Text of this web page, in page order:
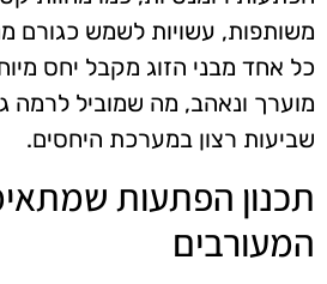
משותפות, עשויות לשמש כגורם
כל אחד מבני הזוג מקבל יחס
מוערך ונאהב, מה שמוביל לרמה
שביעות רצון במערכת היחסים.
תכנון הפתעות
המעורבים